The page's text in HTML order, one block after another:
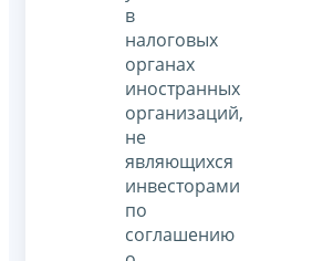
в
налоговых
органах
иностранных
организаций,
не
являющихся
инвесторами
по
соглашению